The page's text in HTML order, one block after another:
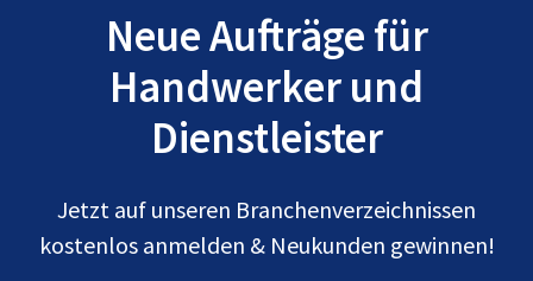
Neue Aufträge für
Handwerker und
Dienstleister
Jetzt auf unseren Branchenverzeichnissen
kostenlos anmelden & Neukunden gewinnen!